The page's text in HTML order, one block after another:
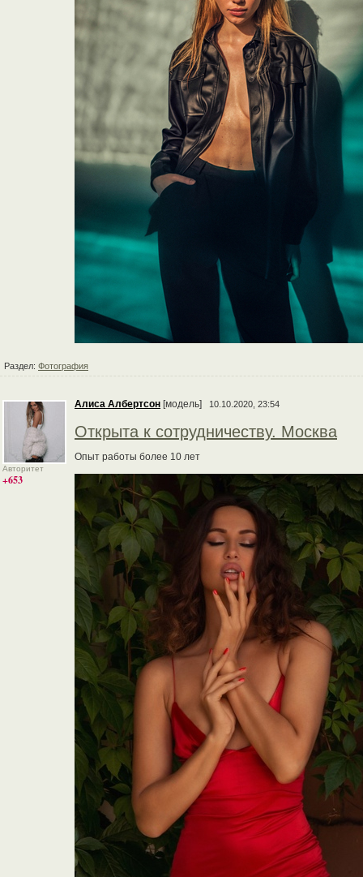
Раздел: Фотография
Авторитет
+653
Алиса Албертсон [модель] 10.10.2020, 23:54
Открыта к сотрудничеству. Москва
Опыт работы более 10 лет